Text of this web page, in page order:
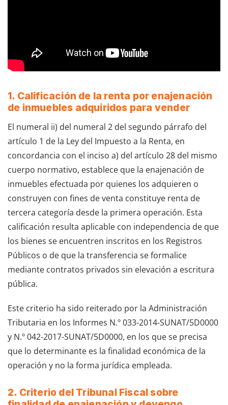
1. Calificación de la renta por enajenación
de inmuebles adquiridos para vender
El numeral ii) del numeral 2 del segundo párrafo del
artículo 1 de la Ley del Impuesto a la Renta, en
concordancia con el inciso a) del artículo 28 del mismo
cuerpo normativo, establece que la enajenación de
inmuebles efectuada por quienes los adquieren o
construyen con fines de venta constituye renta de
tercera categoría desde la primera operación. Esta
calificación resulta aplicable con independencia de que
los bienes se encuentren inscritos en los Registros
Públicos o de que la transferencia se formalice
mediante contratos privados sin elevación a escritura
pública.
Este criterio ha sido reiterado por la Administración
Tributaria en los Informes N.º 033-2014-SUNAT/5D0000
y N.º 042-2017-SUNAT/5D0000, en los que se precisa
que lo determinante es la finalidad económica de la
operación y no la forma jurídica empleada.
2. Criterio del Tribunal Fiscal sobre